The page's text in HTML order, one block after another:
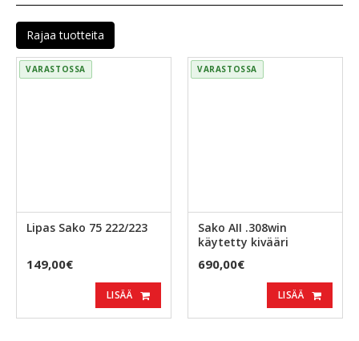
Rajaa tuotteita
VARASTOSSA
Lipas Sako 75 222/223
149,00€
LISÄÄ
VARASTOSSA
Sako AII .308win
käytetty kivääri
690,00€
LISÄÄ